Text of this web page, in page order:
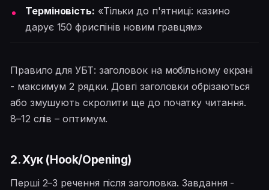
Терміновість: «Тільки до п'ятниці: казино
дарує 150 фриспінів новим гравцям»
Правило для УБТ: заголовок на мобільному екрані
- максимум 2 рядки. Довгі заголовки обрізаються
або змушують скролити ще до початку читання.
8–12 слів – оптимум.
2. Хук (Hook/Opening)
Перші 2–3 речення після заголовка. Завдання -